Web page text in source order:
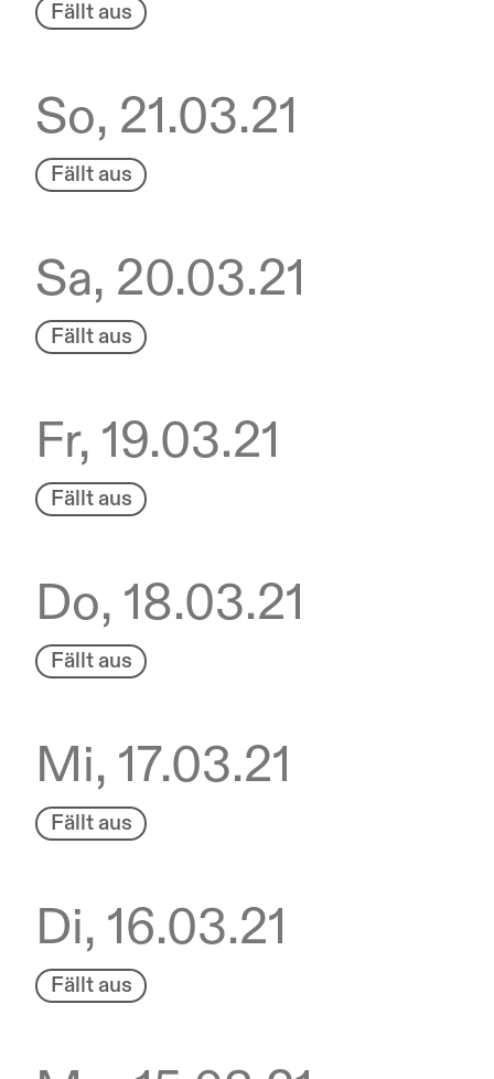
Fällt aus
So, 21.03.21
Fällt aus
Sa, 20.03.21
Fällt aus
Fr, 19.03.21
Fällt aus
Do, 18.03.21
Fällt aus
Mi, 17.03.21
Fällt aus
Di, 16.03.21
Fällt aus